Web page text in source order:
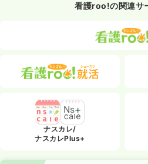
看護roo!の関連サ
ナスカレ/
ナスカレPlus+